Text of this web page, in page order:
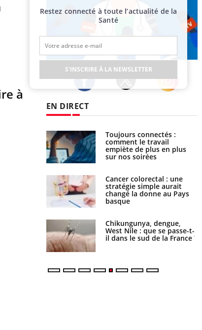
à
EN DIRECT
Toujours connectés :
comment le travail
empiète de plus en plus
sur nos soirées
Cancer colorectal : une
stratégie simple aurait
changé la donne au Pays
basque
Chikungunya, dengue,
West Nile : que se passe-t-
il dans le sud de la France ?
Les médicaments GLP-1
protègent-ils aussi les os ?
Cytomégalovirus : ce qui
change dans la prise en
charge des femmes
enceintes
La sieste empêche-t-elle de
dormir la nuit ?
Restez connecté à toute l’actualité de la
Santé
S'INSCRIRE À LA NEWSLETTER